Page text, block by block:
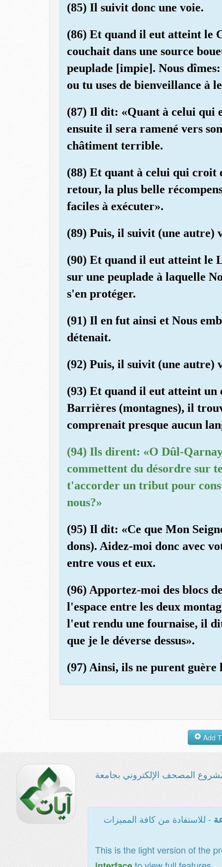
(85) Il suivit donc une voie.
(86) Et quand il eut atteint le
couchait dans une source
peuplade [impie]. Nous
ou tu uses de bienveillance à
(87) Il dit: «Quant à celui qui
ensuite il sera ramené vers
châtiment terrible.
(88) Et quant à celui qui
retour, la plus belle
faciles à exécuter».
(89) Puis, il suivit (une autre)
(90) Et quand il eut atteint le
sur une peuplade à laquelle
s'en protéger.
(91) Il en fut ainsi et Nous
détenait.
(92) Puis, il suivit (une autre)
(93) Et quand il eut atteint un
Barrières (montagnes), il
comprenait presque aucun
(94) Ils dirent: «O Dûl-
commettent du désordre sur
t'accorder un tribut pour
nous?»
(95) Il dit: «Ce que Mon
dons). Aidez-moi donc avec
entre vous et eux.
(96) Apportez-moi des blocs
l'espace entre les deux
l'eut rendu une fournaise, il
que je le déverse dessus».
(97) Ainsi, ils ne purent
المصحف الإلكتروني بجامعة
- للاستفادة من كافة المميزات
This is the light version of the